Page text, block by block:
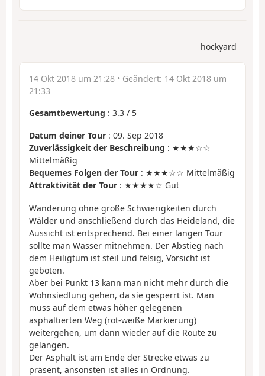
hockyard
14 Okt 2018 um 21:28 • Geändert: 14 Okt 2018 um
21:33
Gesamtbewertung : 3.3 / 5
Datum deiner Tour : 09. Sep 2018
Zuverlässigkeit der Beschreibung : ★★★☆☆
Mittelmäßig
Bequemes Folgen der Tour : ★★★☆☆ Mittelmäßig
Attraktivität der Tour : ★★★★☆ Gut
Wanderung ohne große Schwierigkeiten durch
Wälder und anschließend durch das Heideland, die
Aussicht ist entsprechend. Bei einer langen Tour
sollte man Wasser mitnehmen. Der Abstieg nach
dem Heiligtum ist steil und felsig, Vorsicht ist
geboten.
Aber bei Punkt 13 kann man nicht mehr durch die
Wohnsiedlung gehen, da sie gesperrt ist. Man
muss auf dem etwas höher gelegenen
asphaltierten Weg (rot-weiße Markierung)
weitergehen, um dann wieder auf die Route zu
gelangen.
Der Asphalt ist am Ende der Strecke etwas zu
präsent, ansonsten ist alles in Ordnung.